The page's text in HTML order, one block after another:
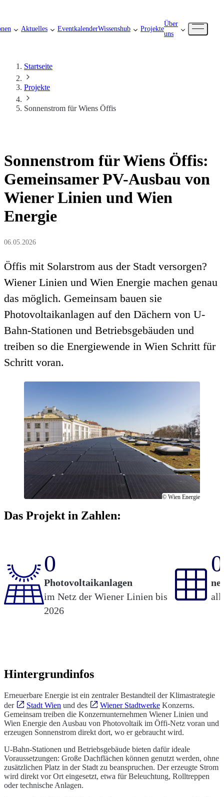
Aktuelles EventkalenderWissenshub Projekte
Über
uns
Startseite
Projekte
Sonnenstrom für Wiens Öffis
Sonnenstrom für Wiens Öffis:
Gemeinsamer PV-Ausbau von
Wiener Linien und Wien
Energie
06.05.2026
Öffis mit Solarstrom aus der Stadt versorgen?
Wiener Linien und Wien Energie machen genau
das möglich. Gemeinsam bauen sie
Photovoltaikanlagen auf den Dächern von U-
Bahn-Stationen und Betriebsgebäuden und
treiben so die Energiewende in Wien Schritt für
Schritt voran.
© Wien Energie
Das Projekt in Zahlen:
0
Photovoltaikanlagen
im Netz der Wiener Linien bis
2026
0
Hintergrundinfos
Erneuerbare Energie ist ein zentraler Bestandteil der Klimastrategie
der
Stadt Wien und des Wiener Stadtwerke Konzerns.
Gemeinsam treiben die Konzernunternehmen Wiener Linien und
Wien Energie den Ausbau von Photovoltaik im Öffi-Netz voran und
erzeugen Sonnenstrom direkt dort, wo er gebraucht wird.
U-Bahn-Stationen und Betriebsgebäude bieten dafür ideale
Voraussetzungen: Große Dachflächen können genutzt werden, ohne
zusätzlichen Platz in der Stadt zu beanspruchen. Der erzeugte Strom
wird direkt vor Ort eingesetzt, etwa für Beleuchtung, Rolltreppen
oder technische Anlagen.